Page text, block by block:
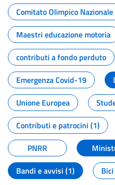
Comitato Olimpico
Maestri educazione motoria
contributi a fondo perduto
Emergenza Covid-19
Unione Europea
Contributi e patrocini (1)
PNRR
Bandi e avvisi (1)